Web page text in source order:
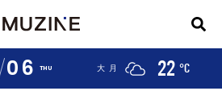
06 THU
湖 大月 22 °C